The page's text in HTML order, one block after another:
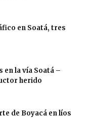
en Soatá, tres
en la vía Soatá –
herido
de Boyacá en líos